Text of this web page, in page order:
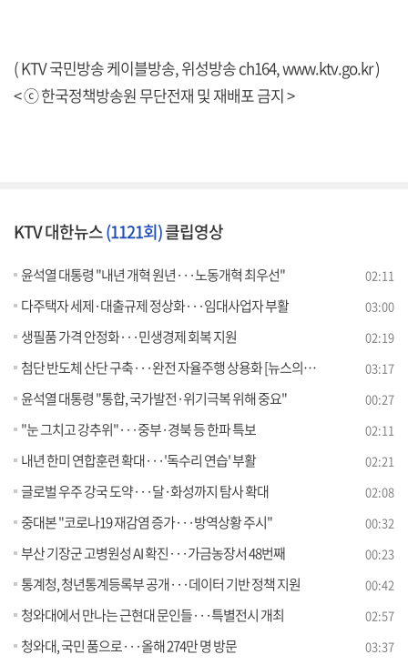
( KTV 국민방송 케이블방송, 위성방송 ch164,www.ktv.go.kr)
< ⓒ 한국정책방송원 무단전재 및 재배포 금지 >
KTV 대한뉴스(1121회)클립영상
윤석열 대통령 "내년 개혁 원년···노동개혁 최우선" 02:11
다주택자 세제·대출규제 정상화···임대사업자 부활 03:00
생필품 가격 안정화···민생경제 회복 지원 02:19
첨단 반도체 산단 구축···완전 자율주행 상용화 [뉴스의 맥] 03:17
윤석열 대통령 "통합, 국가발전·위기극복 위해 중요" 00:27
"눈 그치고 강추위"···중부·경북 등 한파 특보 02:11
내년 한미 연합훈련 확대···'독수리 연습' 부활 02:21
글로벌 우주 강국 도약···달·화성까지 탐사 확대 02:08
중대본 "코로나19 재감염 증가···방역상황 주시" 00:32
부산 기장군 고병원성 AI 확진···가금농장서 48번째 00:23
통계청, 청년통계등록부 공개···데이터 기반 정책 지원 00:42
청와대에서 만나는 근현대 문인들···특별전시 개최 02:57
청와대, 국민 품으로···올해 274만 명 방문 03:37